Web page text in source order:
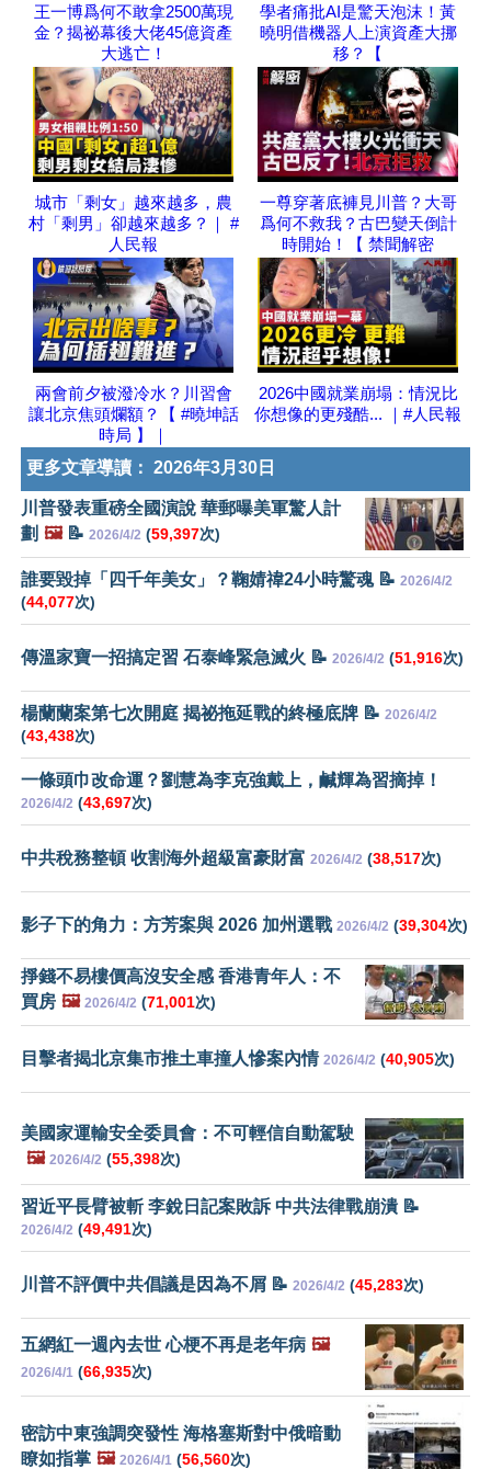
王一博爲何不敢拿2500萬現
金？揭祕幕後大佬45億資產
大逃亡！
學者痛批AI是驚天泡沫！黃
曉明借機器人上演資產大挪
移？【
城市「剩女」越來越多，農
村「剩男」卻越來越多？｜ #
人民報
一尊穿著底褲見川普？大哥
爲何不救我？古巴變天倒計
時開始！【 禁聞解密
兩會前夕被潑冷水？川習會
讓北京焦頭爛額？【 #曉坤話
時局 】｜
2026中國就業崩塌：情況比
你想像的更殘酷... ｜#人民報
更多文章導讀： 2026年3月30日
川普發表重磅全國演說 華郵曝美軍驚人計
劃 🖼️📝 2026/4/2 (59,397次)
誰要毀掉「四千年美女」？鞠婧禕24小時驚魂 📝 2026/4/2
(44,077次)
傳溫家寶一招搞定習 石泰峰緊急滅火 📝 2026/4/2 (51,916次)
楊蘭蘭案第七次開庭 揭祕拖延戰的終極底牌 📝 2026/4/2
(43,438次)
一條頭巾改命運？劉慧為李克強戴上，鹹輝為習摘掉！
2026/4/2 (43,697次)
中共稅務整頓 收割海外超級富豪財富 2026/4/2 (38,517次)
影子下的角力：方芳案與 2026 加州選戰 2026/4/2 (39,304次)
掙錢不易樓價高沒安全感 香港青年人：不
買房 🖼️ 2026/4/2 (71,001次)
目擊者揭北京集市推土車撞人慘案內情 2026/4/2 (40,905次)
美國家運輸安全委員會：不可輕信自動駕駛
🖼️ 2026/4/2 (55,398次)
習近平長臂被斬 李銳日記案敗訴 中共法律戰崩潰 📝
2026/4/2 (49,491次)
川普不評價中共倡議是因為不屑 📝 2026/4/2 (45,283次)
五網紅一週內去世 心梗不再是老年病 🖼️
2026/4/1 (66,935次)
密訪中東強調突發性 海格塞斯對中俄暗動
瞭如指掌 🖼️ 2026/4/1 (56,560次)